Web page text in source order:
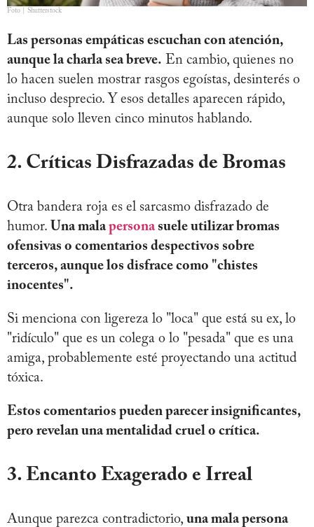
Foto | Shutterstock
Las personas empáticas escuchan con atención,
aunque la charla sea breve. En cambio, quienes no
lo hacen suelen mostrar rasgos egoístas, desinterés o
incluso desprecio. Y esos detalles aparecen rápido,
aunque solo lleven cinco minutos hablando.
2. Críticas Disfrazadas de Bromas
Otra bandera roja es el sarcasmo disfrazado de
humor. Una malapersonasuele utilizar bromas
ofensivas o comentarios despectivos sobre
terceros, aunque los disfrace como "chistes
inocentes".
Si menciona con ligereza lo "loca" que está su ex, lo
"ridículo" que es un colega o lo "pesada" que es una
amiga, probablemente esté proyectando una actitud
tóxica.
Estos comentarios pueden parecer insignificantes,
pero revelan una mentalidad cruel o crítica.
3. Encanto Exagerado e Irreal
Aunque parezca contradictorio, una mala persona